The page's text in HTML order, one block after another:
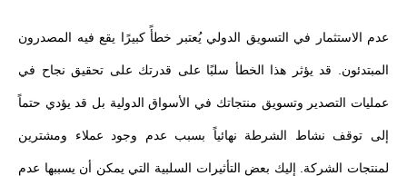
عدم الاستثمار في التسويق الدولي يُعتبر خطأً كبيرًا يقع فيه المصدرون
المبتدئون. قد يؤثر هذا الخطأ سلبًا على قدرتك على تحقيق نجاح في
عمليات التصدير وتسويق منتجاتك في الأسواق الدولية بل قد يؤدي حتماً
إلى توقف نشاط الشرطة نهائياً بسبب عدم وجود عملاء ومشترين
لمنتجات الشركة. إليك بعض التأثيرات السلبية التي يمكن أن يسببها عدم